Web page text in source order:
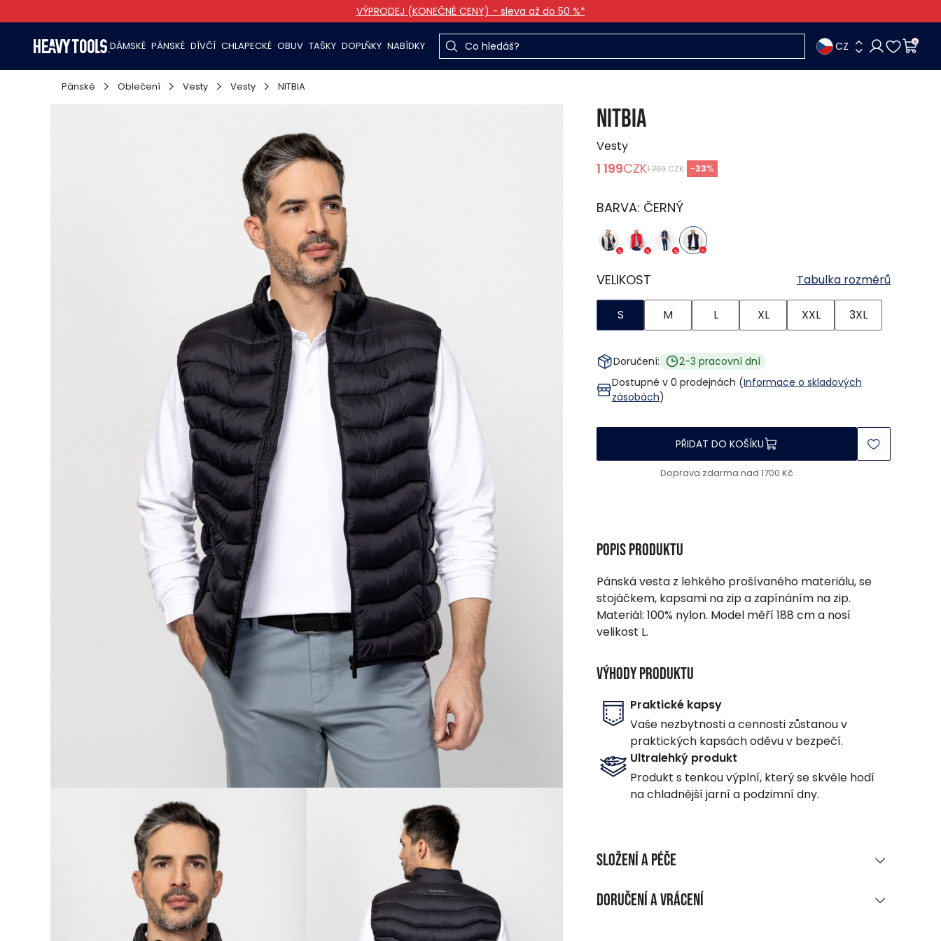
VÝPRODEJ (KONEČNÉ CENY) - sleva až do 50 %*
DÁMSKÉ PÁNSKÉ DÍVČÍ CHLAPECKÉ OBUV TAŠKY DOPLŇKY NABÍDKY CZ 0
Pánské Oblečení Vesty Vesty NITBIA
NITBIA
Vesty
1 199CZK1 799 CZK -33%
BARVA: ČERNÝ
VELIKOST Tabulka rozměrů
S M L XL XXL 3XL
Doručení:
2-3 pracovní dní
Dostupné v 0 prodejnách (Informace o skladových
zásobách)
PŘIDAT DO KOŠÍKU
Doprava zdarma nad 1700 Kč
Popis produktu
Pánská vesta z lehkého prošívaného materiálu, se
stojáčkem, kapsami na zip a zapínáním na zip.
Materiál: 100% nylon. Model měří 188 cm a nosí
velikost L.
Výhody produktu
Praktické kapsy
Vaše nezbytnosti a cennosti zůstanou v
praktických kapsách oděvu v bezpečí.
Ultralehký produkt
Produkt s tenkou výplní, který se skvěle hodí
na chladnější jarní a podzimní dny.
Složení a péče
MATERIÁLOVÉ SLOŽENÍ
Doručení a vrácení